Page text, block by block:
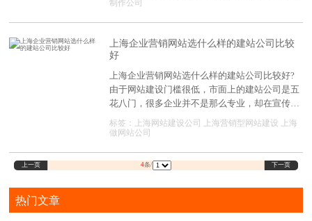
家好?可以提供的服务都有哪些?
制作公司
上海企业营销网站选什么样的建站公司比较
好
上海企业营销网站选什么样的建站公司比较好?
由于网站建设门槛很低，市面上的建站公司是五
花八门，很多企业并不是那么专业，却在宣传自
己公司专业做营销网站，并且能够低价做企业营
销网站。
标签： 上海网站建设公司 上海营销型网站建设
上海
做网站公司
上一页 4条/ 下一页
热门文章